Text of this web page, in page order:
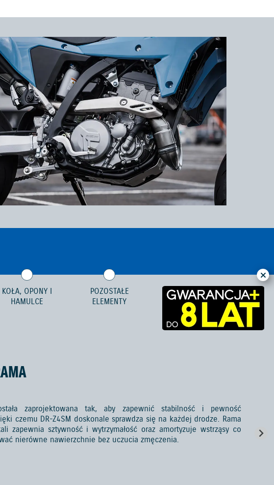
KOŁA, OPONY I
HAMULCE
POZOSTAŁE
ELEMENTY
zaprojektowana tak, aby zapewnić stabilność i pewność
czemu DR-Z4SM doskonale sprawdza się na każdej drodze. Rama
zapewnia sztywność i wytrzymałość oraz amortyzuje wstrząsy co
nierówne nawierzchnie bez uczucia zmęczenia.